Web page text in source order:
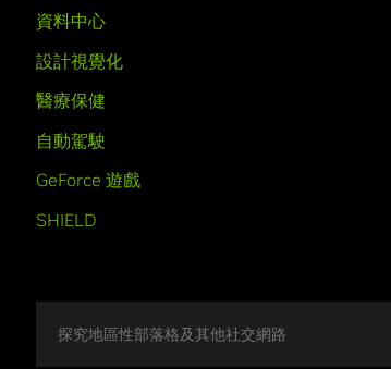
資料中心
設計視覺化
醫療保健
自動駕駛
GeForce 遊戲
SHIELD
探究地區性部落格及其他社交網路